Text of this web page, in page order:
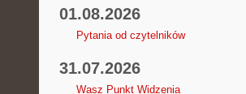
01.08.2026
Pytania od czytelników
31.07.2026
Wasz Punkt Widzenia